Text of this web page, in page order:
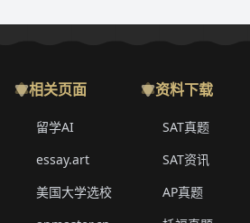
相关页面
留学AI
essay.art
美国大学选校
资料下载
SAT真题
SAT资讯
AP真题